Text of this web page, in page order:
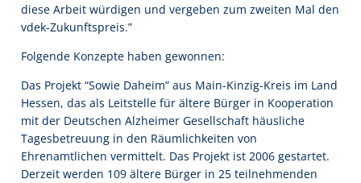
diese Arbeit würdigen und vergeben zum zweiten Mal den
vdek-Zukunftspreis.”
Folgende Konzepte haben gewonnen:
Das Projekt “Sowie Daheim” aus Main-Kinzig-Kreis im Land
Hessen, das als Leitstelle für ältere Bürger in Kooperation
mit der Deutschen Alzheimer Gesellschaft häusliche
Tagesbetreuung in den Räumlichkeiten von
Ehrenamtlichen vermittelt. Das Projekt ist 2006 gestartet.
Derzeit werden 109 ältere Bürger in 25 teilnehmenden